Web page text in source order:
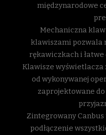
międzynarodowe
Mechaniczna
klawiszami pozwala
rękawiczkach i
Klawisze wyświetlacza
od wykonywanej
zaprojektowane
Zintegrowany
podłączenie